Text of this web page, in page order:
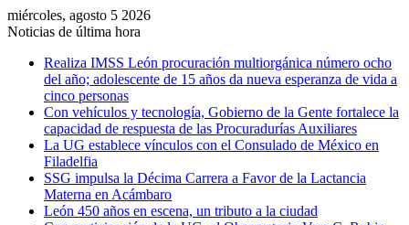
miércoles, agosto 5 2026
Noticias de última hora
Realiza IMSS León procuración multiorgánica número ocho
del año; adolescente de 15 años da nueva esperanza de vida a
cinco personas
Con vehículos y tecnología, Gobierno de la Gente fortalece la
capacidad de respuesta de las Procuradurías Auxiliares
La UG establece vínculos con el Consulado de México en
Filadelfia
SSG impulsa la Décima Carrera a Favor de la Lactancia
Materna en Acámbaro
León 450 años en escena, un tributo a la ciudad